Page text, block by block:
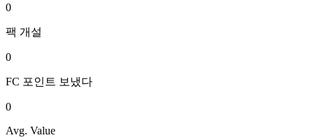
0
팩 개설
0
FC 포인트 보냈다
0
Avg. Value